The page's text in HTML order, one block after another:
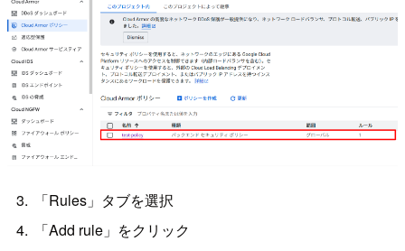
「Rules」タブを選択
「Add rule」をクリック